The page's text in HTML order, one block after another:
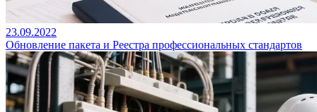
23.09.2022
Обновление пакета и Реестра профессиональных стандартов